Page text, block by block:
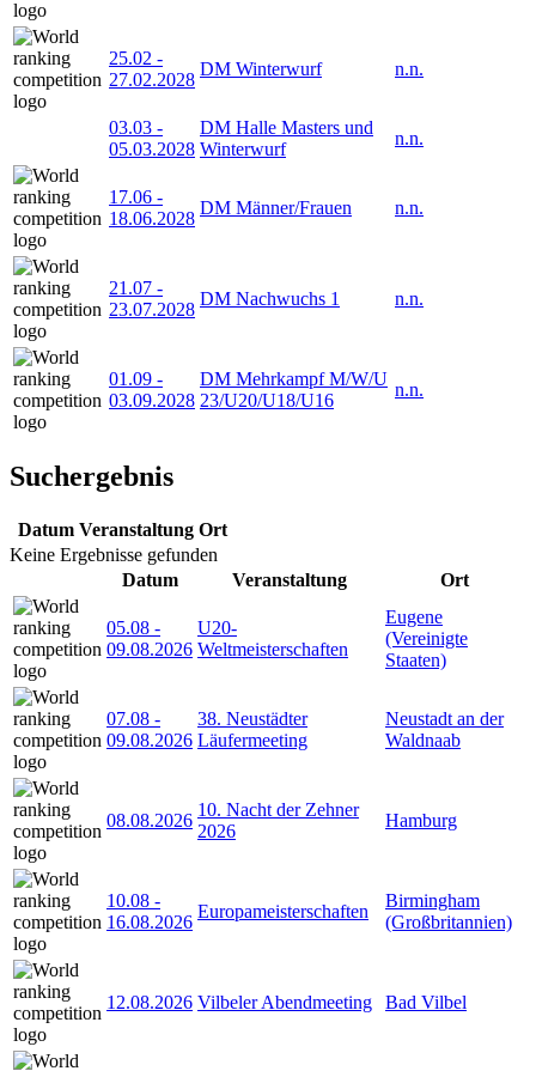
25.02 -
27.02.2028
DM Winterwurf n.n.
03.03 -
05.03.2028
DM Halle Masters und
Winterwurf
n.n.
17.06 -
18.06.2028
DM Männer/Frauen n.n.
21.07 -
23.07.2028
DM Nachwuchs 1 n.n.
01.09 -
03.09.2028
DM Mehrkampf M/W/U
23/U20/U18/U16
n.n.
Suchergebnis
Datum Veranstaltung Ort
Keine Ergebnisse gefunden
Datum
Veranstaltung Ort
05.08 -
09.08.2026
U20-
Weltmeisterschaften
Eugene
(Vereinigte
Staaten)
07.08 -
09.08.2026
38. Neustädter
Läufermeeting
Neustadt an der
Waldnaab
08.08.2026
10. Nacht der Zehner
2026
Hamburg
10.08 -
16.08.2026
Europameisterschaften
Birmingham
(Großbritannien)
12.08.2026 Vilbeler Abendmeeting Bad Vilbel